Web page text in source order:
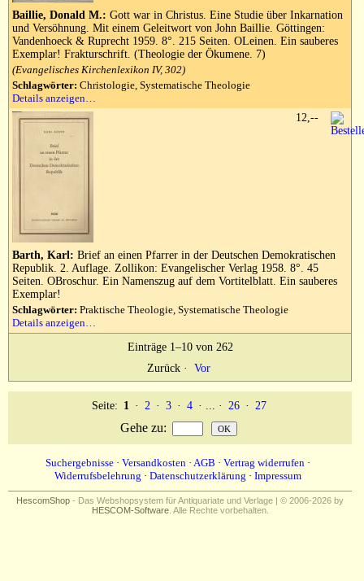
Baillie, Donald M.: Gott war in Christus. Eine Studie über Inkarnation
und Versöhnung. Mit einem Geleitwort von John Baillie. Göttingen:
Vandenhoeck & Ruprecht 1959. 8°. 215 Seiten. OLeinen. Ein sauberes
Exemplar! Frakturschrift. (Theologie der Ökumene. 7)
(Evangelisches Kirchenlexikon IV, 302)
Schlagwörter: Christologie, Systematische Theologie
Details anzeigen…
Barth, Karl: Brief an einen Pfarrer in der Deutschen Demokratischen
Republik. 2. Auflage. Zollikon: Evangelischer Verlag 1958. 8°. 45
Seiten. OBroschur. Ein Namenszug auf dem Vortitelblatt. Ein sauberes
Exemplar!
Schlagwörter: Praktische Theologie, Systematische Theologie
Details anzeigen…
12,--
Einträge 1–10 von 262
Zurück· Vor
Seite: 1 · 2 · 3 · 4 · ... · 26 · 27
Gehe zu:
Suchergebnisse · Versandkosten · AGB · Vertrag widerrufen ·
Widerrufsbelehrung · Datenschutzerklärung · Impressum
HescomShop - Das Webshopsystem für Antiquariate und Verlage | © 2006-2026 by
HESCOM-Software. Alle Rechte vorbehalten.